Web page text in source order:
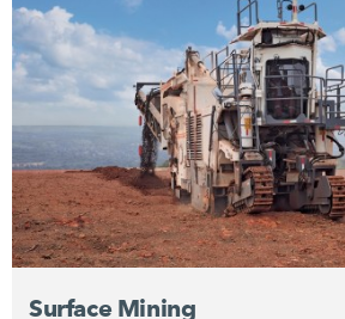
Surface Mining